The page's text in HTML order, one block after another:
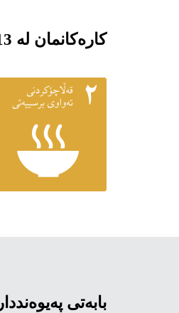
کارەکانمان لە SDG 13 پەیوەندییان بەم ئامانجە گەشەپێدانە به‌رده‌وامانه‌وه‌ هەیە:
بابه‌تى په‌يوه‌نددار